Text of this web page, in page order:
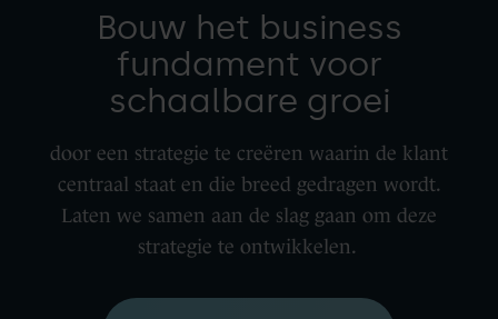
Bouw het business
fundament voor
schaalbare groei
door een strategie te creëren waarin de klant
centraal staat en die breed gedragen wordt.
Laten we samen aan de slag gaan om deze
strategie te ontwikkelen.